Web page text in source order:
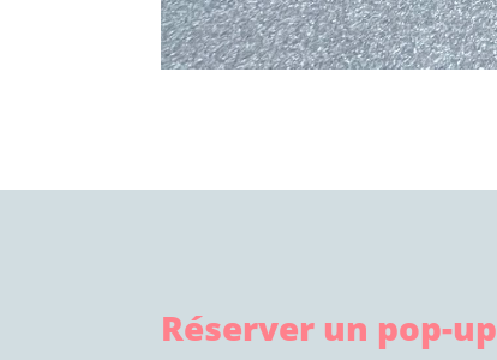
Réserver un pop-up